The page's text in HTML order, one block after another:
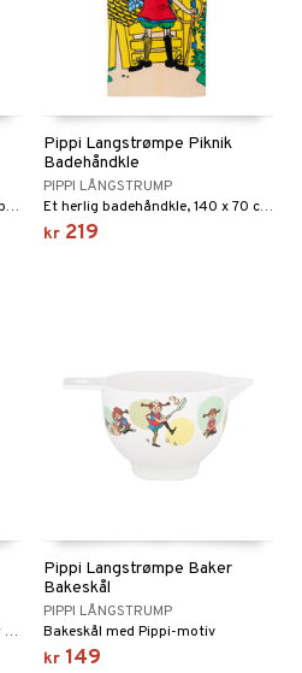
Fargerikt forkle for barn med Pippi Langstrømpe.
Pippi Langstrømpe Piknik
Badehåndkle
PIPPI LÅNGSTRUMP
Et herlig badehåndkle, 140 x 70 cm.
kr 219
Nå kan dere bake kaker som ser ut som Pippi og hennes venner!
Pippi Langstrømpe Baker
Bakeskål
PIPPI LÅNGSTRUMP
Bakeskål med Pippi-motiv
kr 149